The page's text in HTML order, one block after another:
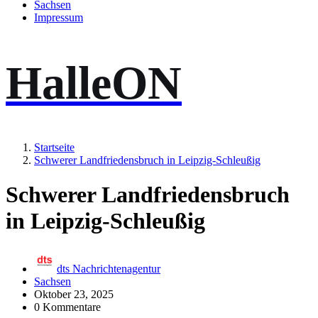
Sachsen
Impressum
HalleON
Startseite
Schwerer Landfriedensbruch in Leipzig-Schleußig
Schwerer Landfriedensbruch
in Leipzig-Schleußig
dts Nachrichtenagentur
Sachsen
Oktober 23, 2025
0 Kommentare